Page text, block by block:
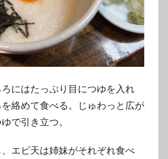
にはたっぷり目につゆを入れ
絡めて食べる。じゅわっと広が
で引き立つ。
エビ天は姉妹がそれぞれ食べ